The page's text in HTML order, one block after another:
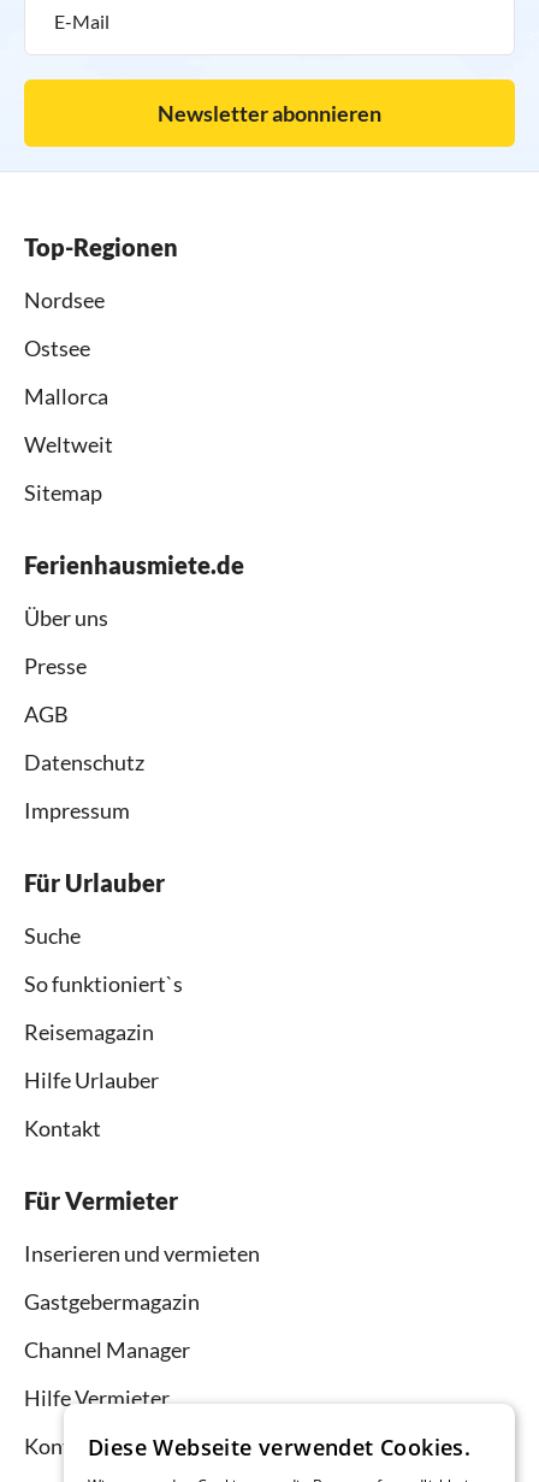
Newsletter abonnieren
Top-Regionen
Nordsee
Ostsee
Mallorca
Weltweit
Sitemap
Ferienhausmiete.de
Über uns
Presse
AGB
Datenschutz
Impressum
Für Urlauber
Suche
So funktioniert`s
Reisemagazin
Hilfe Urlauber
Kontakt
Für Vermieter
Inserieren und vermieten
Gastgebermagazin
Channel Manager
Hilfe Vermieter
KontaktDiese Webseite verwendet Cookies.